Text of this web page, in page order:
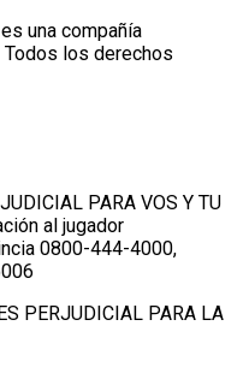
una compañía
los derechos
PARA VOS Y TU
al jugador
0800-444-4000,
PERJUDICIAL PARA LA